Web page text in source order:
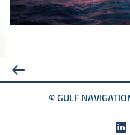
© GULF